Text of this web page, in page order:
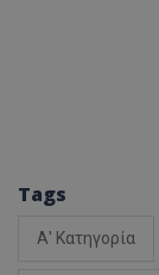
Tags
Α' Κατηγορία